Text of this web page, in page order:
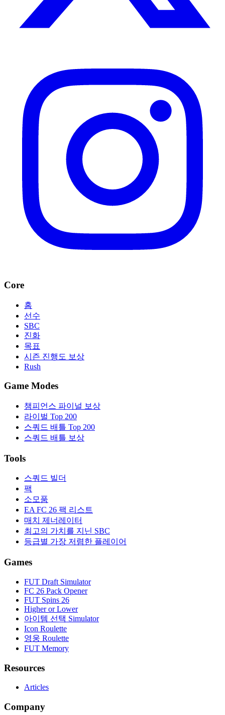
Core
홈
선수
SBC
진화
목표
시즌 진행도 보상
Rush
Game Modes
챔피언스 파이널 보상
라이벌 Top 200
스쿼드 배틀 Top 200
스쿼드 배틀 보상
Tools
스쿼드 빌더
팩
소모품
EA FC 26 팩 리스트
매치 제너레이터
최고의 가치를 지닌 SBC
등급별 가장 저렴한 플레이어
Games
FUT Draft Simulator
FC 26 Pack Opener
FUT Spins 26
Higher or Lower
아이템 선택 Simulator
Icon Roulette
영웅 Roulette
FUT Memory
Resources
Articles
Company